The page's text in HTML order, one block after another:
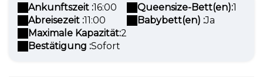
Ankunftszeit :16:00
Abreisezeit :11:00
Maximale Kapazität:2
Bestätigung :Sofort
Queensize-Bett(en):1
Babybett(en) :Ja